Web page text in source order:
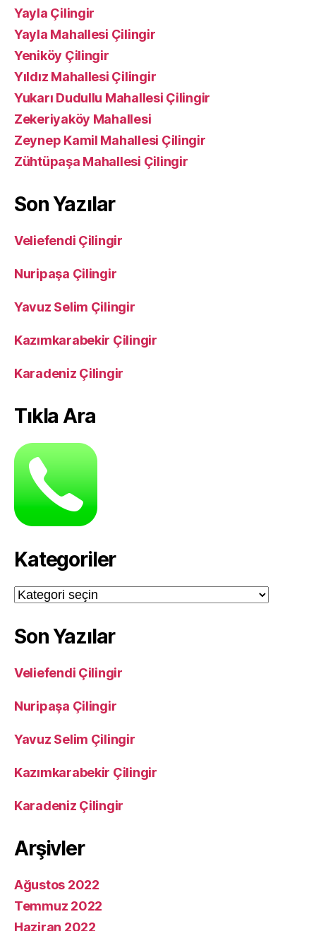
Yayla Çilingir
Yayla Mahallesi Çilingir
Yeniköy Çilingir
Yıldız Mahallesi Çilingir
Yukarı Dudullu Mahallesi Çilingir
Zekeriyaköy Mahallesi
Zeynep Kamil Mahallesi Çilingir
Zühtüpaşa Mahallesi Çilingir
Son Yazılar
Veliefendi Çilingir
Nuripaşa Çilingir
Yavuz Selim Çilingir
Kazımkarabekir Çilingir
Karadeniz Çilingir
Tıkla Ara
Kategoriler
Kategoriler
Son Yazılar
Veliefendi Çilingir
Nuripaşa Çilingir
Yavuz Selim Çilingir
Kazımkarabekir Çilingir
Karadeniz Çilingir
Arşivler
Ağustos 2022
Temmuz 2022
Haziran 2022